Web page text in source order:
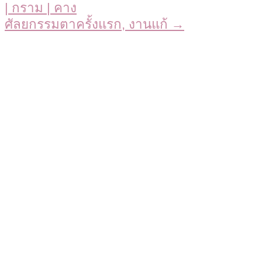
| กราม | คาง
ศัลยกรรมตาครั้งแรก, งานแก้ →